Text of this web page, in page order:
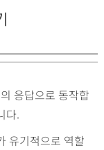
응답으로 동작합
다.
유기적으로 역할